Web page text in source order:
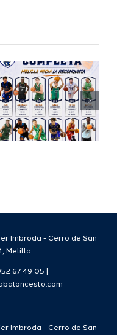
FEB y la
Copa
España
FEB para
2026/27
Imbroda - Cerro de San
Melilla
67 49 05 |
Imbroda - Cerro de San